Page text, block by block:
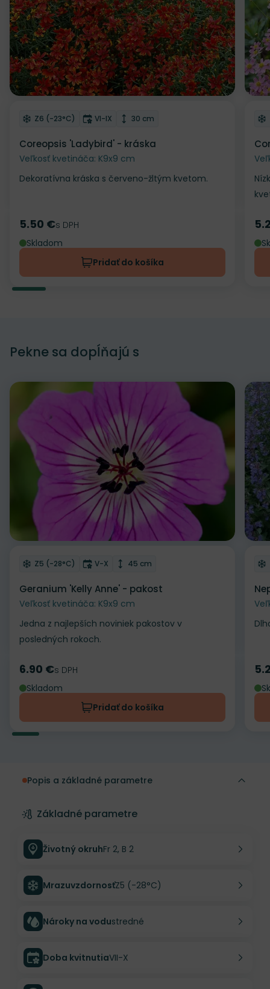
Odober do zoznamu želaní
Mrazuvzdornosť
Z6 (-23°C) Doba kvitnutia
VI-IX Výška rastliny
30 cm
Coreopsis 'Ladybird' - kráska
Veľkosť kvetináča: K9x9 cm
Dekoratívna kráska s červeno-žltým kvetom.
Cena
5.50 €s DPH
Skladom
Pridať do košíka
Pekne sa dopĺňajú s
Odober do zoznamu želaní
Mrazuvzdornosť
Z5 (-28°C) Doba kvitnutia
V-X Výška rastliny
45 cm
Geranium 'Kelly Anne' - pakost
Veľkosť kvetináča: K9x9 cm
Jedna z najlepších noviniek pakostov v
posledných rokoch.
Cena
6.90 €s DPH
Skladom
Pridať do košíka
Popis a základné parametre
Základné parametre
Životný okruhFr 2, B 2
MrazuvzdornosťZ5 (-28°C)
Nároky na vodustredné
Doba kvitnutiaVII-X